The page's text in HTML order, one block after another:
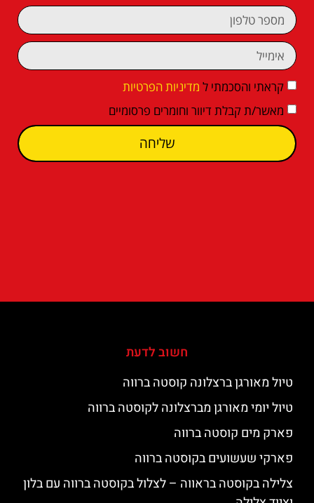
קראתי והסכמתי ל מדיניות הפרטיות
מאשר/ת קבלת דיוור וחומרים פרסומיים
שליחה
חשוב לדעת
טיול מאורגן ברצלונה קוסטה ברווה
טיול יומי מאורגן מברצלונה לקוסטה ברווה
פארק מים קוסטה ברווה
פארקי שעשועים בקוסטה ברווה
צלילה בקוסטה בראווה – לצלול בקוסטה ברווה עם בלון